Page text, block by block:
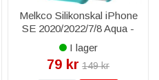
Melkco Silikonskal iPhone
SE 2020/2022/7/8 Aqua -
Grå Blå
I lager
79 kr 149 kr